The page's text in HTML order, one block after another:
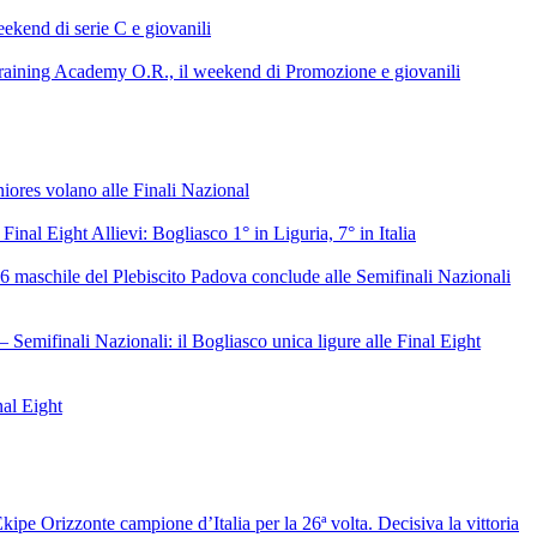
di serie C e giovanili
Academy O.R., il weekend di Promozione e giovanili
volano alle Finali Nazional
Eight Allievi: Bogliasco 1° in Liguria, 7° in Italia
maschile del Plebiscito Padova conclude alle Semifinali Nazionali
Semifinali Nazionali: il Bogliasco unica ligure alle Final Eight
Eight
Orizzonte campione d’Italia per la 26ª volta. Decisiva la vittoria